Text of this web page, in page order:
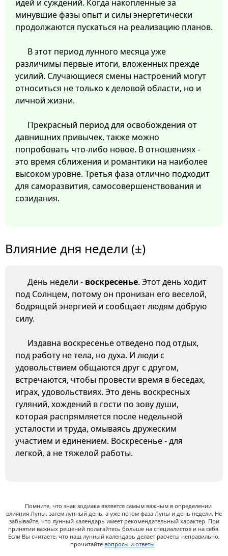
идей и суждений. Когда накопленные за
минувшие фазы опыт и силы энергетически
продолжаются пускаться на реализацию планов.
В этот период лунного месяца уже
различимы первые итоги, вложенных прежде
усилий. Случающиеся смены настроений могут
относиться не только к деловой области, но и
личной жизни.
Прекрасный период для освобождения от
давнишних привычек, также можно
попробовать что-либо новое. В отношениях -
это время сближения и романтики на наиболее
высоком уровне. Третья фаза отлично подходит
для саморазвития, самосовершенствования и
созидания.
Влияние дня недели (±)
День недели - воскресенье. Этот день ходит
под Солнцем, потому он пронизан его веселой,
бодрящей энергией и сообщает людям добрую
силу.
Издавна воскресенье отведено под отдых,
под работу не тела, но духа. И люди с
удовольствием общаются друг с другом,
встречаются, чтобы провести время в беседах,
играх, удовольствиях. Это день воскресных
гуляний, хождений в гости по зову души,
которая распрямляется после недельной
усталости и труда, омываясь дружеским
участием и единением. Воскресенье - для
легкой, а не тяжелой работы.
Помните, что знак зодиака является самым важным в определении
влияния Луны, затем лунный день, а уже потом фаза Луны и день недели. Не
забывайте, что лунный календарь имеет рекомендательный характер. При
принятии важных решений полагайтесь больше на специалистов и на себя.
Если Вы считаете, что наш лунный календарь делает расчеты неправильно,
прочитайте вопросы и ответы .